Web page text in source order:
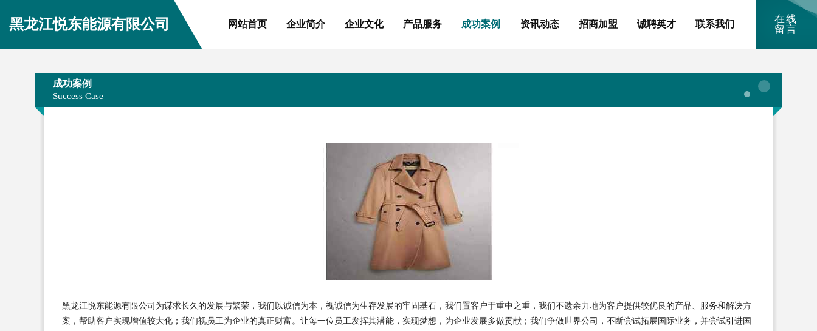
黑龙江悦东能源有限公司 网站首页 企业简介 企业文化 产品服务 成功案例 资讯动态 招商加盟 诚聘英才 联系我们
在线
留言
成功案例
Success Case
黑龙江悦东能源有限公司为谋求长久的发展与繁荣，我们以诚信为本，视诚信为生存发展的牢固基石，我们置客户于重中之重，我们不遗余力地为客户提供较优良的产品、服务和解决方
案，帮助客户实现增值较大化；我们视员工为企业的真正财富。让每一位员工发挥其潜能，实现梦想，为企业发展多做贡献；我们争做世界公司，不断尝试拓展国际业务，并尝试引进国